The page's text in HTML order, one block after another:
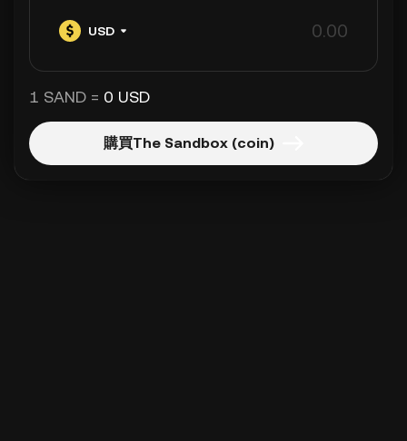
USD
1 SAND = 0 USD
購買The Sandbox (coin)